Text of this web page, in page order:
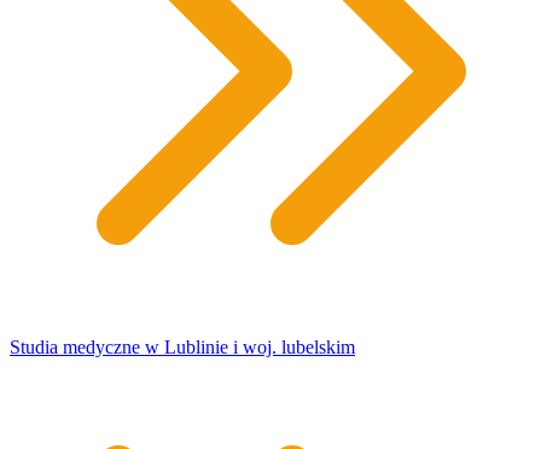
Studia medyczne w Lublinie i woj. lubelskim